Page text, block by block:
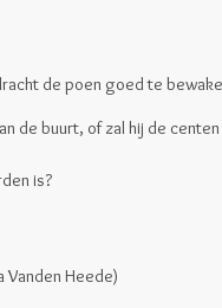
de poen goed te
de buurt, of zal hij de
is?
Vanden Heede)